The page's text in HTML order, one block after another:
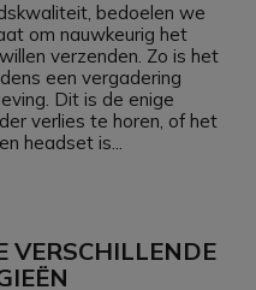
bedoelen we
om nauwkeurig het
verzenden. Zo is het
een vergadering
Dit is de enige
verlies te horen, of het
headset is...
VERSCHILLENDE